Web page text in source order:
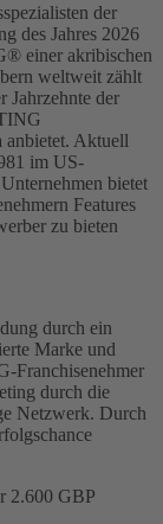
der
des Jahres 2026
einer akribischen
weltweit zählt
Jahrzehnte der
anbietet. Aktuell
im US-
bietet
Features
zu bieten
durch ein
Marke und
Franchisenehmer
durch die
Netzwerk. Durch
2.600 GBP